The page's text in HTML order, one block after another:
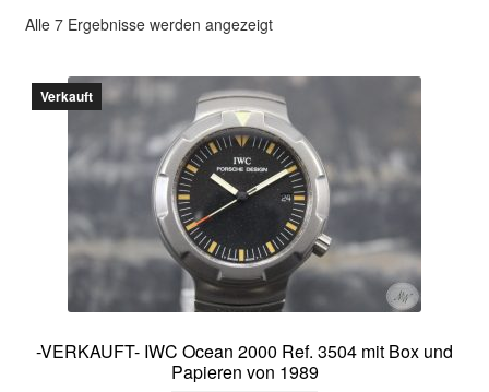
Archiv
Über mich
Kontakt
Alle 7 Ergebnisse werden angezeigtNach
Verkauft
-VERKAUFT- IWC Ocean 2000 Ref. 3504 mit Box und
Papieren von 1989